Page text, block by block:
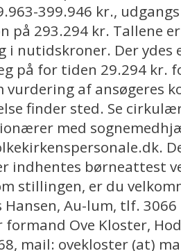
399.946 kr.,
på 293.294 kr. Tallene
nutidskroner. Der ydes
på for tiden 29.294 kr.
vurdering af ansøgeres
finder sted. Se
med
indhentes børneattest
stillingen, er du
Au-lum, tlf.
Ove Kloster,
mail: ovekloster (at)